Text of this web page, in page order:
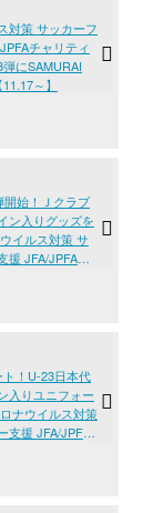
対策 サッカーフ
チャリティ
にSAMURAI
～】
開始！Ｊクラブ
ン入りグッズを
イルス対策 サ
援 JFA/JPFAチ
！U-23日本代
入りユニフォー
ナウイルス対策
支援 JFA/JPFA